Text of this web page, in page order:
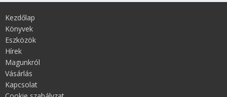
Kezdőlap
Könyvek
Eszközök
Hírek
Magunkról
Vásárlás
Kapcsolat